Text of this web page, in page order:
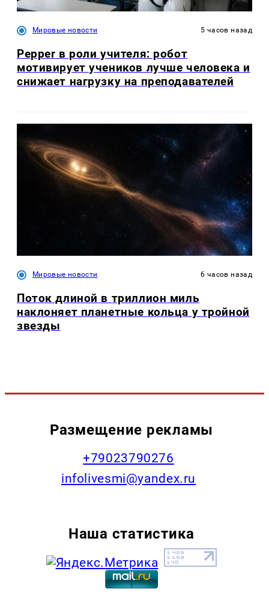
Мировые новости 5 часов назад
Pepper в роли учителя: робот
мотивирует учеников лучше человека и
снижает нагрузку на преподавателей
Мировые новости 6 часов назад
Поток длиной в триллион миль
наклоняет планетные кольца у тройной
звезды
Размещение рекламы
+79023790276
infolivesmi@yandex.ru
Наша статистика